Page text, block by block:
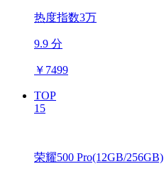
热度指数3万
9.9 分
￥ 7499
TOP
15
荣耀500 Pro(12GB/256GB)